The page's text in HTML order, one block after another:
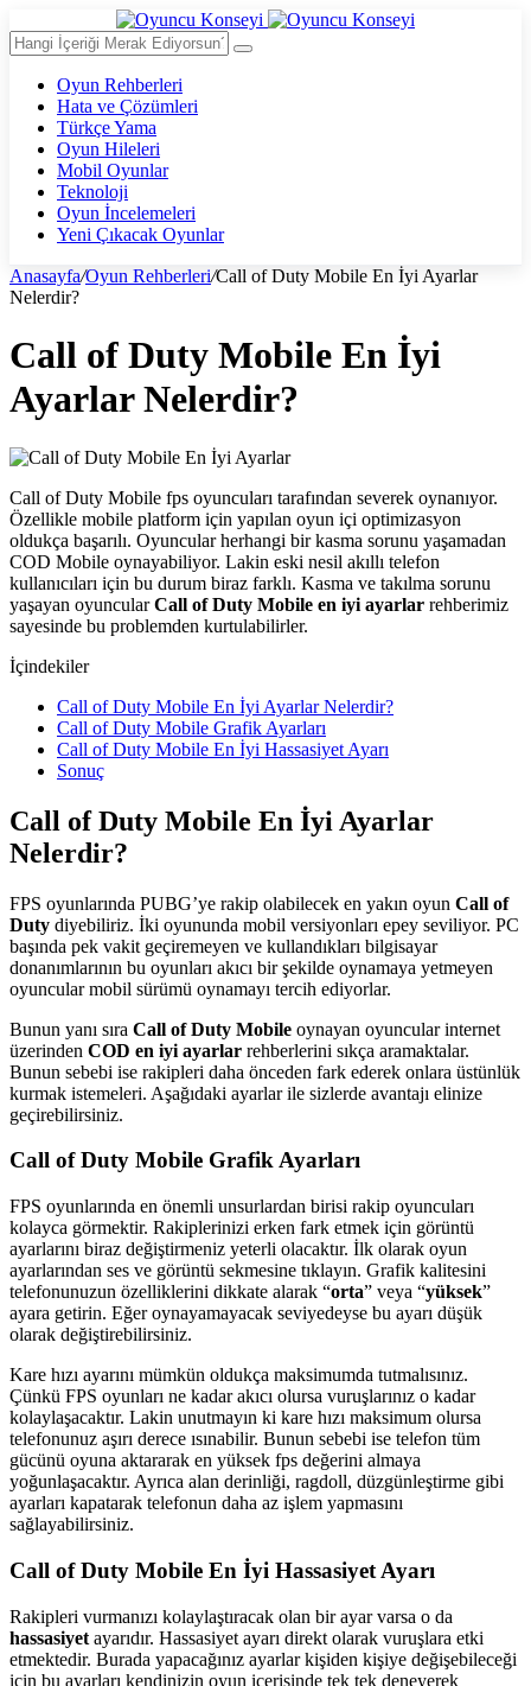
Oyun Rehberleri
Hata ve Çözümleri
Türkçe Yama
Oyun Hileleri
Mobil Oyunlar
Teknoloji
Oyun İncelemeleri
Yeni Çıkacak Oyunlar
Anasayfa/Oyun Rehberleri/Call of Duty Mobile En İyi Ayarlar
Nelerdir?
Call of Duty Mobile En İyi
Ayarlar Nelerdir?
Call of Duty Mobile fps oyuncuları tarafından severek oynanıyor.
Özellikle mobile platform için yapılan oyun içi optimizasyon
oldukça başarılı. Oyuncular herhangi bir kasma sorunu yaşamadan
COD Mobile oynayabiliyor. Lakin eski nesil akıllı telefon
kullanıcıları için bu durum biraz farklı. Kasma ve takılma sorunu
yaşayan oyuncularCall of Duty Mobile en iyi ayarlar rehberimiz
sayesinde bu problemden kurtulabilirler.
İçindekiler
Call of Duty Mobile En İyi Ayarlar Nelerdir?
Call of Duty Mobile Grafik Ayarları
Call of Duty Mobile En İyi Hassasiyet Ayarı
Sonuç
Call of Duty Mobile En İyi Ayarlar
Nelerdir?
FPS oyunlarında PUBG’ye rakip olabilecek en yakın oyun Call of
Duty diyebiliriz. İki oyununda mobil versiyonları epey seviliyor. PC
başında pek vakit geçiremeyen ve kullandıkları bilgisayar
donanımlarının bu oyunları akıcı bir şekilde oynamaya yetmeyen
oyuncular mobil sürümü oynamayı tercih ediyorlar.
Bunun yanı sıra Call of Duty Mobile oynayan oyuncular internet
üzerinden COD en iyi ayarlar rehberlerini sıkça aramaktalar.
Bunun sebebi ise rakipleri daha önceden fark ederek onlara üstünlük
kurmak istemeleri. Aşağıdaki ayarlar ile sizlerde avantajı elinize
geçirebilirsiniz.
Call of Duty Mobile Grafik Ayarları
FPS oyunlarında en önemli unsurlardan birisi rakip oyuncuları
kolayca görmektir. Rakiplerinizi erken fark etmek için görüntü
ayarlarını biraz değiştirmeniz yeterli olacaktır. İlk olarak oyun
ayarlarından ses ve görüntü sekmesine tıklayın. Grafik kalitesini
telefonunuzun özelliklerini dikkate alarak “orta” veya “yüksek”
ayara getirin. Eğer oynayamayacak seviyedeyse bu ayarı düşük
olarak değiştirebilirsiniz.
Kare hızı ayarını mümkün oldukça maksimumda tutmalısınız.
Çünkü FPS oyunları ne kadar akıcı olursa vuruşlarınız o kadar
kolaylaşacaktır. Lakin unutmayın ki kare hızı maksimum olursa
telefonunuz aşırı derece ısınabilir. Bunun sebebi ise telefon tüm
gücünü oyuna aktararak en yüksek fps değerini almaya
yoğunlaşacaktır. Ayrıca alan derinliği, ragdoll, düzgünleştirme gibi
ayarları kapatarak telefonun daha az işlem yapmasını
sağlayabilirsiniz.
Call of Duty Mobile En İyi Hassasiyet Ayarı
Rakipleri vurmanızı kolaylaştıracak olan bir ayar varsa o da
hassasiyet ayarıdır. Hassasiyet ayarı direkt olarak vuruşlara etki
etmektedir. Burada yapacağınız ayarlar kişiden kişiye değişebileceği
için bu ayarları kendinizin oyun içerisinde tek tek deneyerek